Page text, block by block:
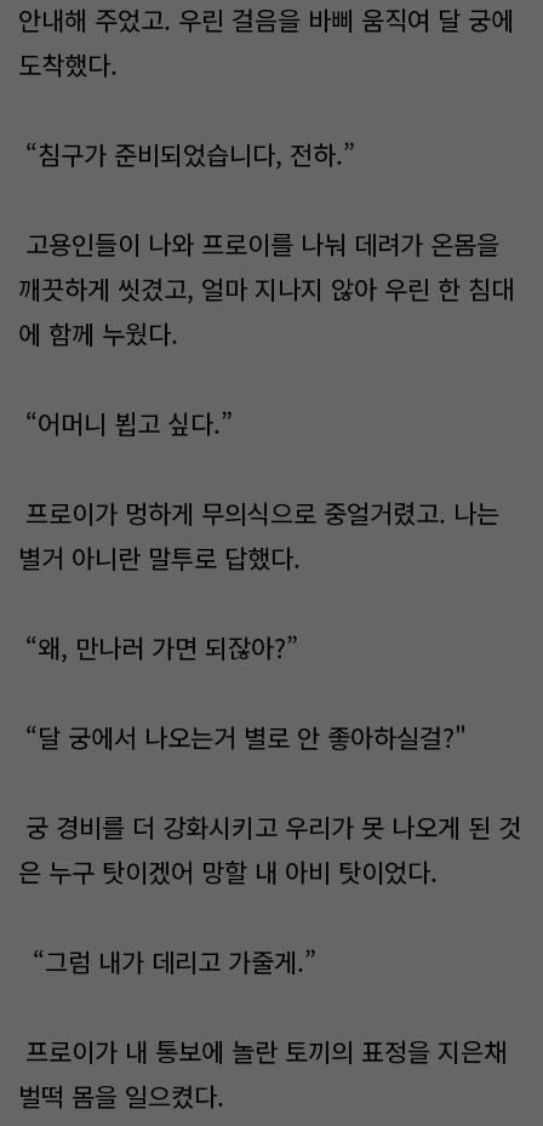
안내해 주었고. 우린 걸음을 바삐 움직여 달 궁에
도착했다.
“침구가 준비되었습니다, 전하.”
고용인들이 나와 프로이를 나눠 데려가 온몸을
깨끗하게 씻겼고, 얼마 지나지 않아 우린 한 침대
에 함께 누웠다.
“어머니 뵙고 싶다.”
프로이가 멍하게 무의식으로 중얼거렸고. 나는
별거 아니란 말투로 답했다.
“왜, 만나러 가면 되잖아?”
“달 궁에서 나오는거 별로 안 좋아하실걸?"
궁 경비를 더 강화시키고 우리가 못 나오게 된 것
은 누구 탓이겠어 망할 내 아비 탓이었다.
“그럼 내가 데리고 가줄게.”
프로이가 내 통보에 놀란 토끼의 표정을 지은채
벌떡 몸을 일으켰다.